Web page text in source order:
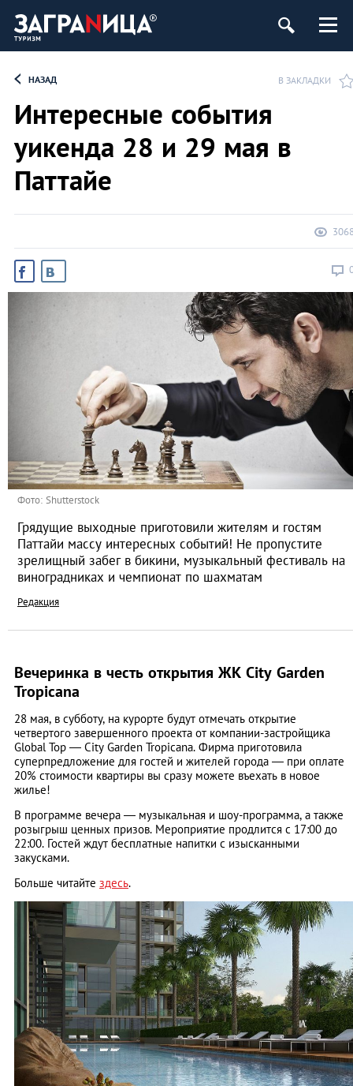
НАЗАД В ЗАКЛАДКИ
Интересные события
уикенда 28 и 29 мая в
Паттайе
Фото: Shutterstock
Грядущие выходные приготовили жителям и гостям
Паттайи массу интересных событий! Не пропустите
зрелищный забег в бикини, музыкальный фестиваль на
виноградниках и чемпионат по шахматам
Редакция
Вечеринка в честь открытия ЖК City Garden
Tropicana
28 мая, в субботу, на курорте будут отмечать открытие
четвертого завершенного проекта от компании-застройщика
Global Top — City Garden Tropicana. Фирма приготовила
суперпредложение для гостей и жителей города — при оплате
20% стоимости квартиры вы сразу можете въехать в новое
жилье!
В программе вечера — музыкальная и шоу-программа, а также
розыгрыш ценных призов. Мероприятие продлится с 17:00 до
22:00. Гостей ждут бесплатные напитки с изысканными
закусками.
Больше читайте здесь.